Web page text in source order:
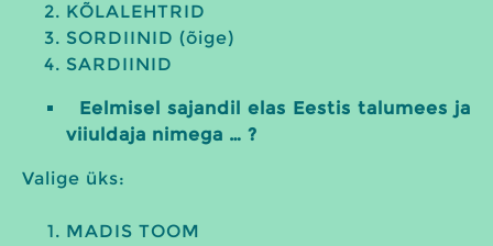
KÕLALEHTRID
SORDIINID (õige)
SARDIINID
Eelmisel sajandil elas Eestis talumees ja
viiuldaja nimega … ?
Valige üks:
MADIS TOOM